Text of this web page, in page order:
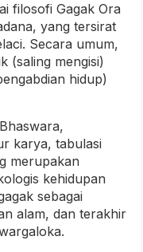
filosofi Gagak Ora
yang tersirat
Secara umum,
(saling mengisi)
hidup)
karya, tabulasi
merupakan
kehidupan
sebagai
alam, dan terakhir